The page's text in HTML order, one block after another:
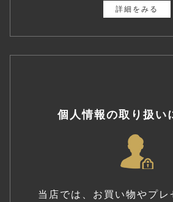
詳細をみる
個人情報の取り扱い
当店では、お買い物やプレ